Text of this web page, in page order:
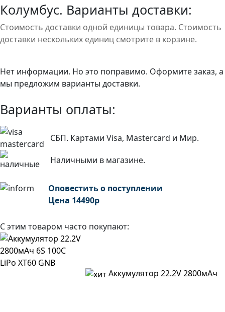
Колумбус. Варианты доставки:
Стоимость доставки одной единицы товара. Стоимость
доставки нескольких единиц смотрите в корзине.
Нет информации. Но это поправимо. Оформите заказ, а
мы предложим варианты доставки.
Варианты оплаты:
СБП. Картами Visa, Mastercard и Мир.
Наличными в магазине.
Оповестить о поступлении
Цена 14490р
С этим товаром часто покупают:
Аккумулятор 22.2V 2800мАч